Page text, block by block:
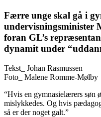
Færre unge skal gå i
undervisningsminister
foran GL’s
dynamit under
Tekst_ Johan Rasmussen
Foto_ Malene Romme-Mølby
“Hvis en gymnasielærers søn
mislykkedes. Og hvis
så er der noget galt.”